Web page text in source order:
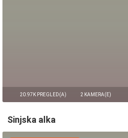
20.97K PREGLED(A) 2 KAMERA(E)
Sinjska alka